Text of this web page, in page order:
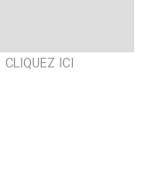
CLIQUEZ ICI